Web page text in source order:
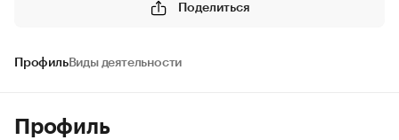
Поделиться
ПрофильВиды деятельности
Профиль